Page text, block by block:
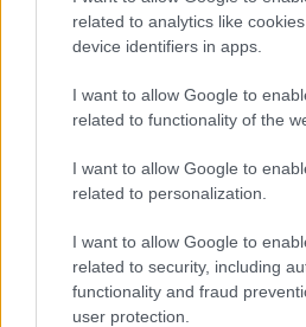
related to analytics like
device identifiers in apps.
I want to allow Google to
related to functionality of the
I want to allow Google to
related to personalization.
I want to allow Google to
related to security, including
functionality and fraud
user protection.
Ha ezt érzed evés után, a
próbál